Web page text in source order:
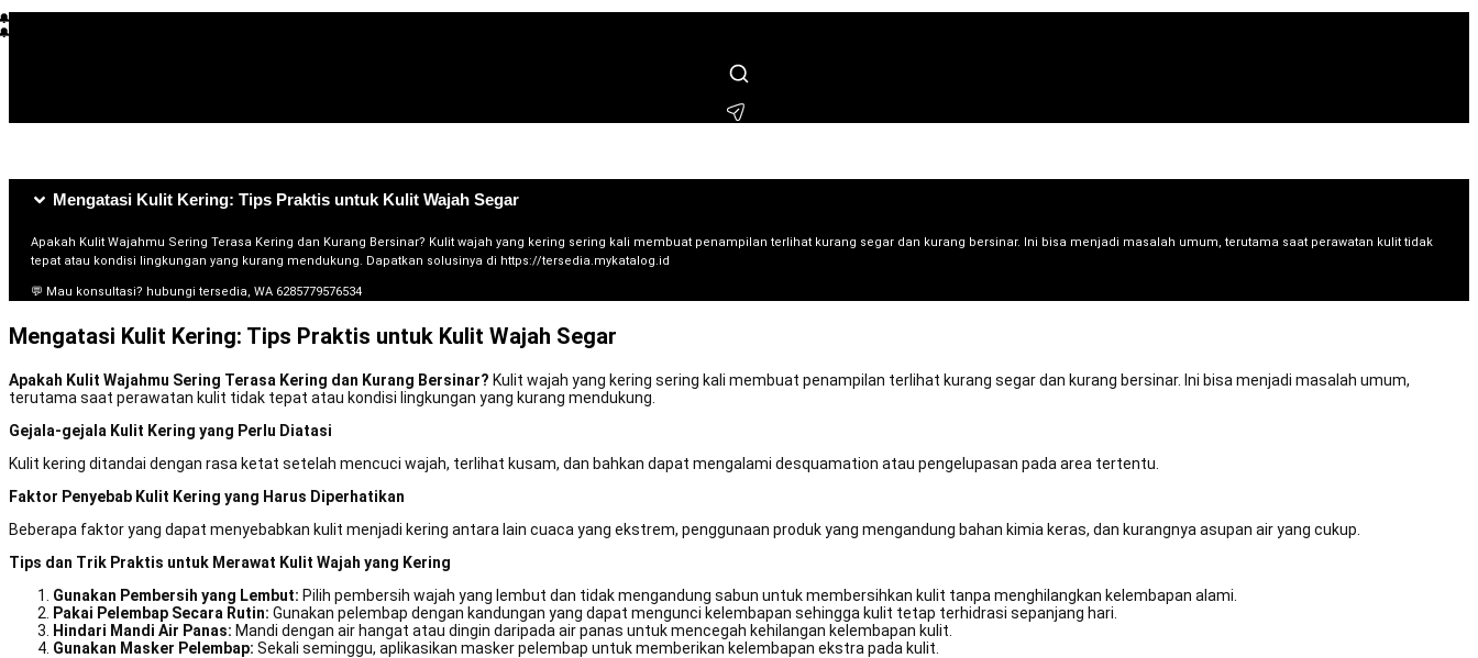
L*** membeli beberapa jam lalu
T**** membeli beberapa hari lalu
Mengatasi Kulit Kering: Tips Praktis untuk Kulit Wajah Segar
Apakah Kulit Wajahmu Sering Terasa Kering dan Kurang Bersinar? Kulit wajah yang kering sering kali membuat penampilan terlihat kurang segar dan kurang bersinar. Ini bisa menjadi masalah umum, terutama saat perawatan kulit tidak
tepat atau kondisi lingkungan yang kurang mendukung. Dapatkan solusinya di https://tersedia.mykatalog.id
💬 Mau konsultasi? hubungi tersedia, WA 6285779576534
Mengatasi Kulit Kering: Tips Praktis untuk Kulit Wajah Segar
Apakah Kulit Wajahmu Sering Terasa Kering dan Kurang Bersinar? Kulit wajah yang kering sering kali membuat penampilan terlihat kurang segar dan kurang bersinar. Ini bisa menjadi masalah umum,
terutama saat perawatan kulit tidak tepat atau kondisi lingkungan yang kurang mendukung.
Gejala-gejala Kulit Kering yang Perlu Diatasi
Kulit kering ditandai dengan rasa ketat setelah mencuci wajah, terlihat kusam, dan bahkan dapat mengalami desquamation atau pengelupasan pada area tertentu.
Faktor Penyebab Kulit Kering yang Harus Diperhatikan
Beberapa faktor yang dapat menyebabkan kulit menjadi kering antara lain cuaca yang ekstrem, penggunaan produk yang mengandung bahan kimia keras, dan kurangnya asupan air yang cukup.
Tips dan Trik Praktis untuk Merawat Kulit Wajah yang Kering
Gunakan Pembersih yang Lembut: Pilih pembersih wajah yang lembut dan tidak mengandung sabun untuk membersihkan kulit tanpa menghilangkan kelembapan alami.
Pakai Pelembap Secara Rutin: Gunakan pelembap dengan kandungan yang dapat mengunci kelembapan sehingga kulit tetap terhidrasi sepanjang hari.
Hindari Mandi Air Panas: Mandi dengan air hangat atau dingin daripada air panas untuk mencegah kehilangan kelembapan kulit.
Gunakan Masker Pelembap: Sekali seminggu, aplikasikan masker pelembap untuk memberikan kelembapan ekstra pada kulit.